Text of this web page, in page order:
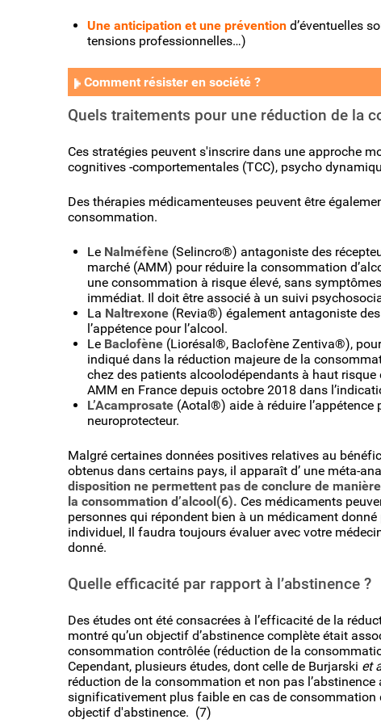
Une anticipation et une prévention d’éventuelles
tensions professionnelles…)
Comment résister en société ?
Quels traitements pour une réduction de la
Ces stratégies peuvent s'inscrire dans une approche
cognitives -comportementales (TCC), psycho
Des thérapies médicamenteuses peuvent être
consommation.
Le Nalméfène (Selincro®) antagoniste des
marché (AMM) pour réduire la consommation
une consommation à risque élevé, sans
immédiat. Il doit être associé à un suivi
La Naltrexone (Revia®) également antagoniste
l’appétence pour l’alcool.
Le Baclofène (Liorésal®, Baclofène Zentiva®),
indiqué dans la réduction majeure de la
chez des patients alcoolodépendants à haut
AMM en France depuis octobre 2018 dans
L’Acamprosate (Aotal®) aide à réduire
neuroprotecteur.
Malgré certaines données positives relatives au
obtenus dans certains pays, il apparaît d’ une méta-
disposition ne permettent pas de conclure de
la consommation d’alcool(6). Ces médicaments
personnes qui répondent bien à un médicament
individuel, Il faudra toujours évaluer avec votre
donné.
Quelle efficacité par rapport à l’abstinence ?
Des études ont été consacrées à l’efficacité de la
montré qu’un objectif d’abstinence complète était
consommation contrôlée (réduction de la
Cependant, plusieurs études, dont celle de Burjarski et
réduction de la consommation et non pas
significativement plus faible en cas de
objectif d'abstinence. (7)